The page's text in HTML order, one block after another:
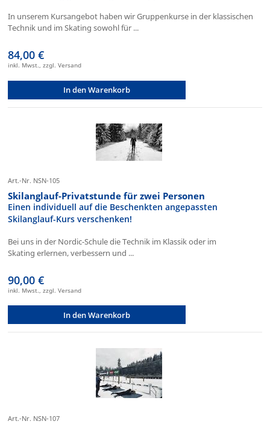
In unserem Kursangebot haben wir Gruppenkurse in der klassischen
Technik und im Skating sowohl für ...
84,00 €
inkl. Mwst., zzgl. Versand
In den Warenkorb
Art.-Nr. NSN-105
Skilanglauf-Privatstunde für zwei Personen
Einen individuell auf die Beschenkten angepassten
Skilanglauf-Kurs verschenken!
Bei uns in der Nordic-Schule die Technik im Klassik oder im
Skating erlernen, verbessern und ...
90,00 €
inkl. Mwst., zzgl. Versand
In den Warenkorb
Art.-Nr. NSN-107